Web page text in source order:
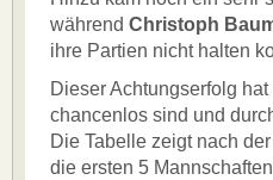
während Christoph
ihre Partien nicht halten
Dieser Achtungserfolg
chancenlos sind und
Die Tabelle zeigt nach
die ersten 5